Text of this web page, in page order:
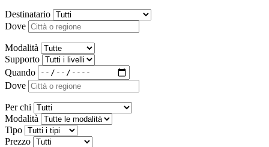
Destinatario
Dove
Modalità
Supporto
Quando
Dove
Per chi
Modalità
Tipo
Prezzo